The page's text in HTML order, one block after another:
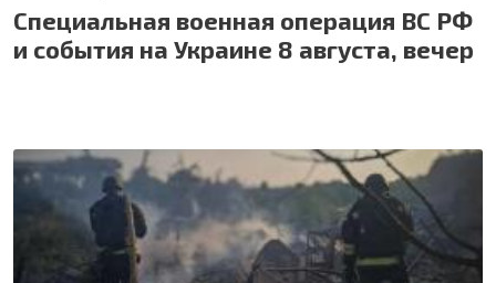
Специальная военная операция ВС РФ
и события на Украине 8 августа, вечер